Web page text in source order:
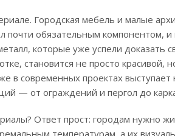
Городская мебель и малые
почти обязательным компонентом,
которые уже успели доказать
становится не просто красивой,
в современных проектах выступает
— от ограждений и пергол до
Ответ прост: городам нужно
температурам, а их